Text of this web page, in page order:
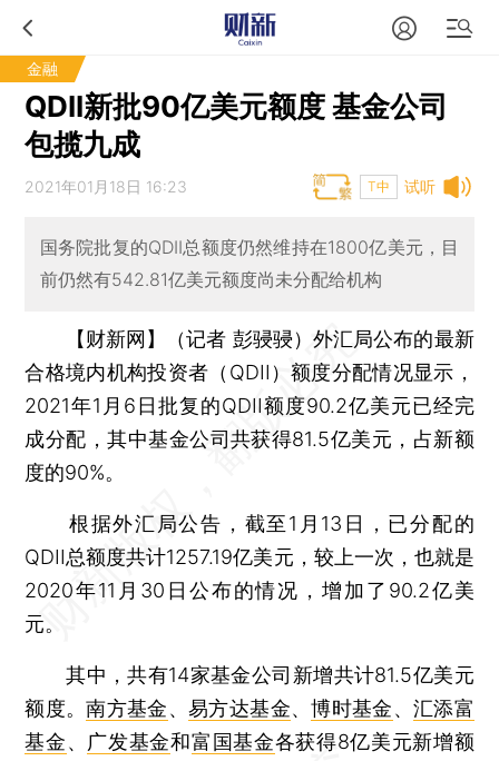
金融
QDII新批90亿美元额度 基金公司
包揽九成
试听
2021年01月18日 16:23 T中
国务院批复的QDII总额度仍然维持在1800亿美元，目
前仍然有542.81亿美元额度尚未分配给机构
【财新网】（记者 彭骎骎） 外汇局公布的最新
合格境内机构投资者（QDII）额度分配情况显示，
2021年1月6日批复的QDII额度90.2亿美元已经完
成分配，其中基金公司共获得81.5亿美元，占新额
度的90%。
根据外汇局公告，截至1月13日，已分配的
QDII总额度共计1257.19亿美元，较上一次，也就是
2020年11月30日公布的情况，增加了90.2亿美
元。
其中，共有14家基金公司新增共计81.5亿美元
额度。南方基金、易方达基金、博时基金、 汇添富
基金、 广发基金和富国基金各获得8亿美元新增额